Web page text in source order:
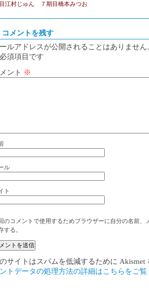
江村じゅん ７期目橋本みつお
コメントを残す
ールアドレスが公開されることはありません
須項目です
ント ※
ル
ト
のコメントで使用するためブラウザーに自分の名前、
する。
サイトはスパムを低減するために Akismet
ントデータの処理方法の詳細はこちらをご